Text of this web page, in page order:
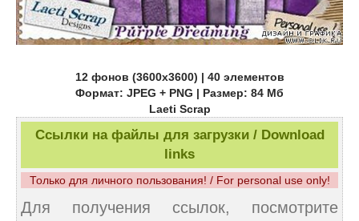
12 фонов (3600х3600) | 40 элементов
Формат: JPEG + PNG | Размер: 84 Mб
Laeti Scrap
Ссылки на файлы для загрузки / Download
links
Только для личного пользования! / For personal use only!
Для получения ссылок, посмотрите